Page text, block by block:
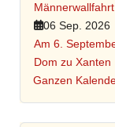
06 Sep. 2026
Am 6.
Dom zu Xanten
Ganzen